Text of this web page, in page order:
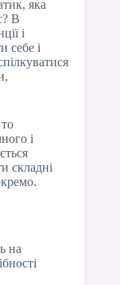
яка
В
і
себе і
і
складні
на